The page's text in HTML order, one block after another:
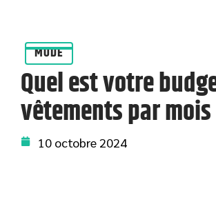
MODE
Quel est votre
vêtements par
10 octobre 2024